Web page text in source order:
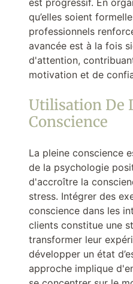
est progressif. En
qu’elles soient
professionnels
avancée est à la fois
d'attention,
motivation et de
Utilisation De
Conscience
La pleine conscience
de la psychologie
d'accroître la
stress. Intégrer des
conscience dans les
clients constitue une
transformer leur
développer un état
approche implique